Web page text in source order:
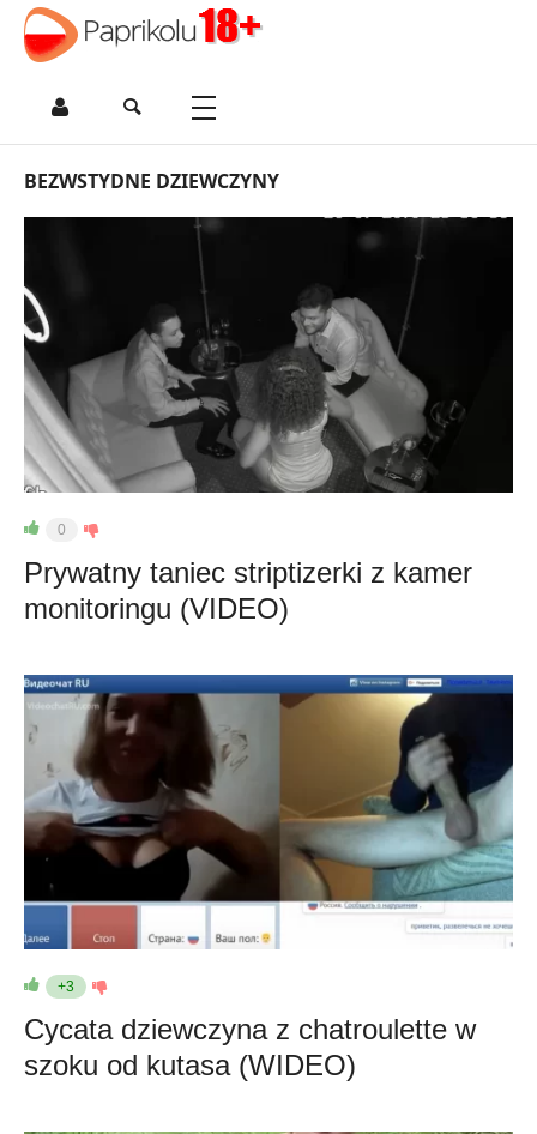
BEZWSTYDNE DZIEWCZYNY
0
Prywatny taniec striptizerki z kamer
monitoringu (VIDEO)
+3
Cycata dziewczyna z chatroulette w
szoku od kutasa (WIDEO)